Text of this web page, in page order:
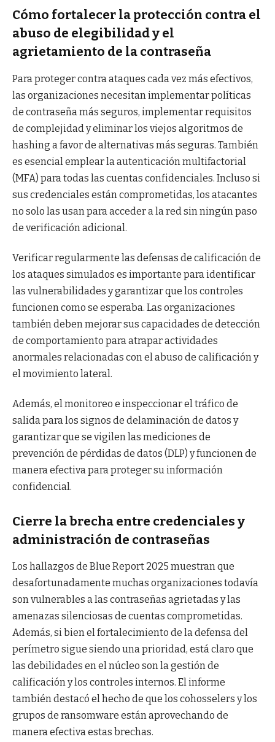
Cómo fortalecer la protección contra el
abuso de elegibilidad y el
agrietamiento de la contraseña
Para proteger contra ataques cada vez más efectivos,
las organizaciones necesitan implementar políticas
de contraseña más seguros, implementar requisitos
de complejidad y eliminar los viejos algoritmos de
hashing a favor de alternativas más seguras. También
es esencial emplear la autenticación multifactorial
(MFA) para todas las cuentas confidenciales. Incluso si
sus credenciales están comprometidas, los atacantes
no solo las usan para acceder a la red sin ningún paso
de verificación adicional.
Verificar regularmente las defensas de calificación de
los ataques simulados es importante para identificar
las vulnerabilidades y garantizar que los controles
funcionen como se esperaba. Las organizaciones
también deben mejorar sus capacidades de detección
de comportamiento para atrapar actividades
anormales relacionadas con el abuso de calificación y
el movimiento lateral.
Además, el monitoreo e inspeccionar el tráfico de
salida para los signos de delaminación de datos y
garantizar que se vigilen las mediciones de
prevención de pérdidas de datos (DLP) y funcionen de
manera efectiva para proteger su información
confidencial.
Cierre la brecha entre credenciales y
administración de contraseñas
Los hallazgos de Blue Report 2025 muestran que
desafortunadamente muchas organizaciones todavía
son vulnerables a las contraseñas agrietadas y las
amenazas silenciosas de cuentas comprometidas.
Además, si bien el fortalecimiento de la defensa del
perímetro sigue siendo una prioridad, está claro que
las debilidades en el núcleo son la gestión de
calificación y los controles internos. El informe
también destacó el hecho de que los cohosselers y los
grupos de ransomware están aprovechando de
manera efectiva estas brechas.